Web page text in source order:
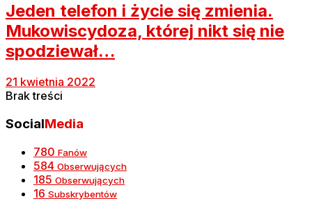
Jeden telefon i życie się zmienia.
Mukowiscydoza, której nikt się nie
spodziewał…
21 kwietnia 2022
Brak treści
SocialMedia
780 Fanów
584 Obserwujących
185 Obserwujących
16 Subskrybentów